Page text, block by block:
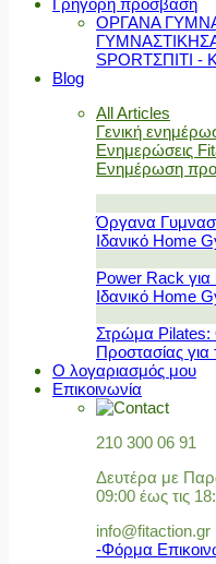
Γρήγορη πρόσβαση
ΟΡΓΑΝΑ
ΓΥΜΝΑΣΤΙΚΗΣ
SPORTΣΠΙΤΙ
Blog
All Articles
Γενική
Ενημερώσεις
Ενημέρωση
Όργανα
Ιδανικό Home
Power Rack
Ιδανικό Home
Στρώμα Pilates:
Προστασίας για
Ο λογαριασμός μου
Επικοινωνία
210 300 06 91
Δευτέρα με
09:00 έως τις
info@fitaction.gr
-Φόρμα